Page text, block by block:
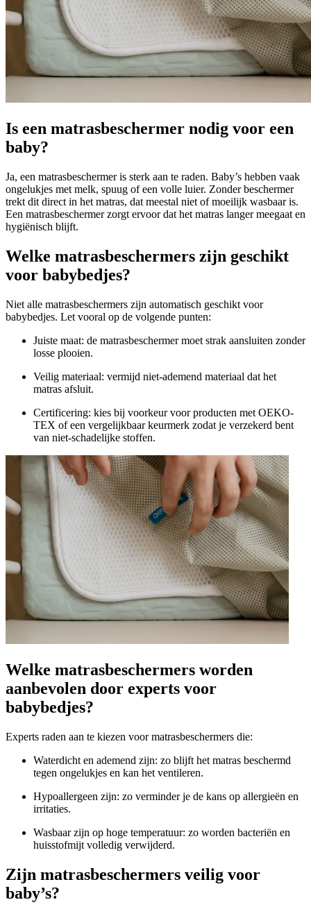
Is een matrasbeschermer nodig voor een
baby?
Ja, een matrasbeschermer is sterk aan te raden. Baby’s hebben vaak
ongelukjes met melk, spuug of een volle luier. Zonder beschermer
trekt dit direct in het matras, dat meestal niet of moeilijk wasbaar is.
Een matrasbeschermer zorgt ervoor dat het matras langer meegaat en
hygiënisch blijft.
Welke matrasbeschermers zijn geschikt
voor babybedjes?
Niet alle matrasbeschermers zijn automatisch geschikt voor
babybedjes. Let vooral op de volgende punten:
Juiste maat: de matrasbeschermer moet strak aansluiten zonder
losse plooien.
Veilig materiaal: vermijd niet-ademend materiaal dat het
matras afsluit.
Certificering: kies bij voorkeur voor producten met OEKO-
TEX of een vergelijkbaar keurmerk zodat je verzekerd bent
van niet-schadelijke stoffen.
Welke matrasbeschermers worden
aanbevolen door experts voor
babybedjes?
Experts raden aan te kiezen voor matrasbeschermers die:
Waterdicht en ademend zijn: zo blijft het matras beschermd
tegen ongelukjes en kan het ventileren.
Hypoallergeen zijn: zo verminder je de kans op allergieën en
irritaties.
Wasbaar zijn op hoge temperatuur: zo worden bacteriën en
huisstofmijt volledig verwijderd.
Zijn matrasbeschermers veilig voor
baby’s?